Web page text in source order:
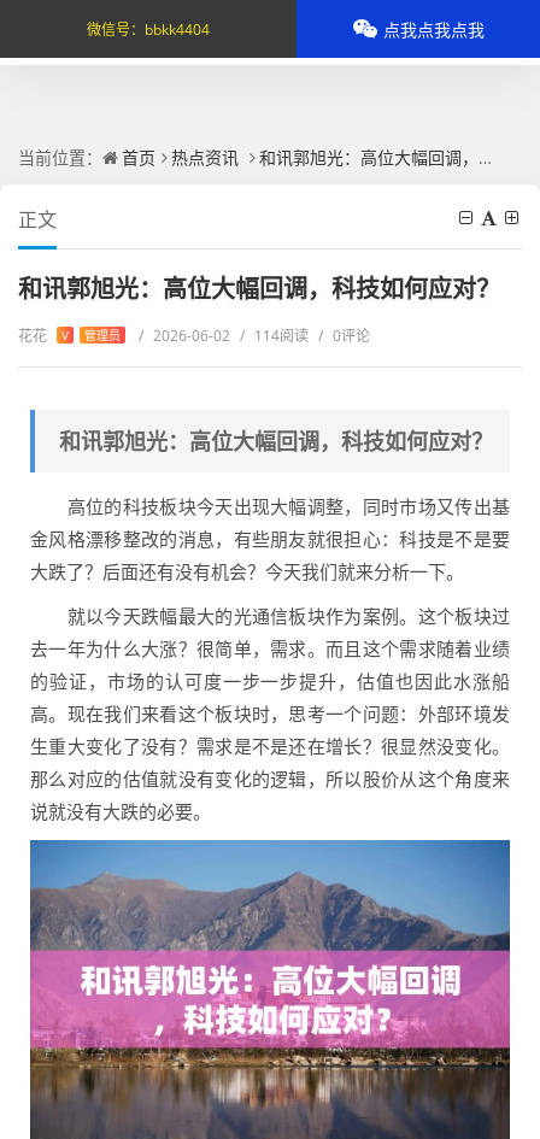
当前位置： 首页 热点资讯 和讯郭旭光：高位大幅回调，科技如何应对？
正文
和讯郭旭光：高位大幅回调，科技如何应对？
花花 V 管理员 / 2026-06-02 / 114阅读 / 0评论
和讯郭旭光：高位大幅回调，科技如何应对？
高位的科技板块今天出现大幅调整，同时市场又传出基
金风格漂移整改的消息，有些朋友就很担心：科技是不是要
大跌了？后面还有没有机会？今天我们就来分析一下。
就以今天跌幅最大的光通信板块作为案例。这个板块过
去一年为什么大涨？很简单，需求。而且这个需求随着业绩
的验证，市场的认可度一步一步提升，估值也因此水涨船
高。现在我们来看这个板块时，思考一个问题：外部环境发
生重大变化了没有？需求是不是还在增长？很显然没变化。
那么对应的估值就没有变化的逻辑，所以股价从这个角度来
说就没有大跌的必要。
微信号： bbkk4404 点我点我点我